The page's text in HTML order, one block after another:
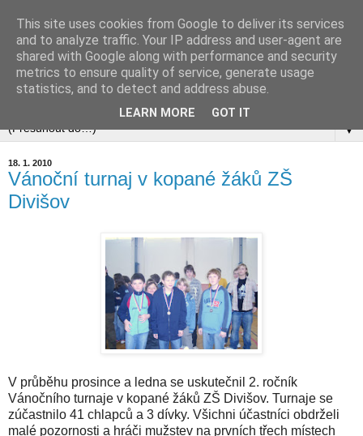
▼
18. 1. 2010
Vánoční turnaj v kopané žáků ZŠ
Divišov
V průběhu prosince a ledna se uskutečnil 2. ročník
Vánočního turnaje v kopané žáků ZŠ Divišov. Turnaje se
zúčastnilo 41 chlapců a 3 dívky. Všichni účastníci obdrželi
malé pozornosti a hráči mužstev na prvních třech místech
This site uses cookies from Google to deliver its services
and to analyze traffic. Your IP address and user-agent are
shared with Google along with performance and security
metrics to ensure quality of service, generate usage
statistics, and to detect and address abuse.
LEARN MORE GOT IT